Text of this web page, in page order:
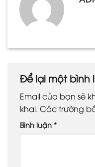
Để lại một bình
Email của bạn sẽ
khai. Các trường
Bình luận *